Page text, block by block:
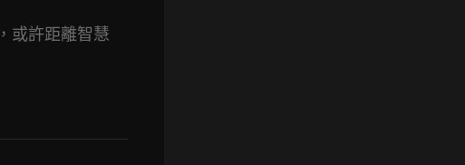
或許距離智慧